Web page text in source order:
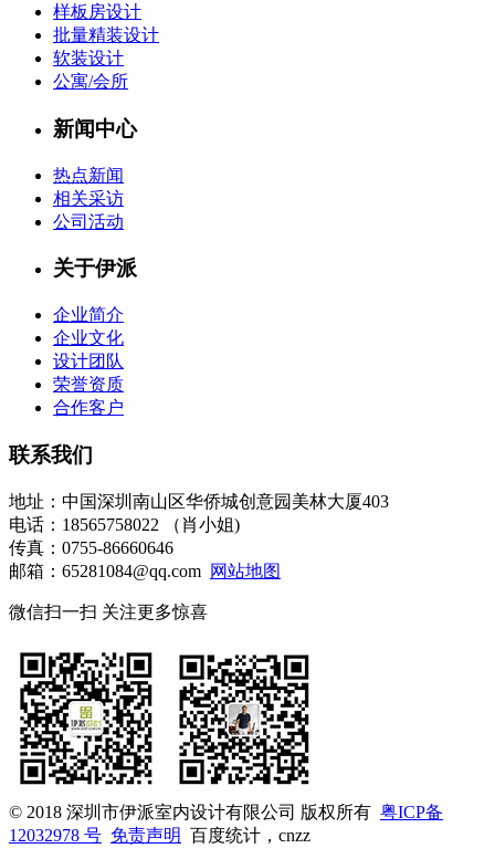
样板房设计
批量精装设计
软装设计
公寓/会所
新闻中心
热点新闻
相关采访
公司活动
关于伊派
企业简介
企业文化
设计团队
荣誉资质
合作客户
联系我们
地址：中国深圳南山区华侨城创意园美林大厦403
电话：18565758022 （肖小姐)
传真：0755-86660646
邮箱：65281084@qq.com 网站地图
微信扫一扫 关注更多惊喜
© 2018 深圳市伊派室内设计有限公司 版权所有 粤ICP备
12032978 号 免责声明 百度统计，cnzz